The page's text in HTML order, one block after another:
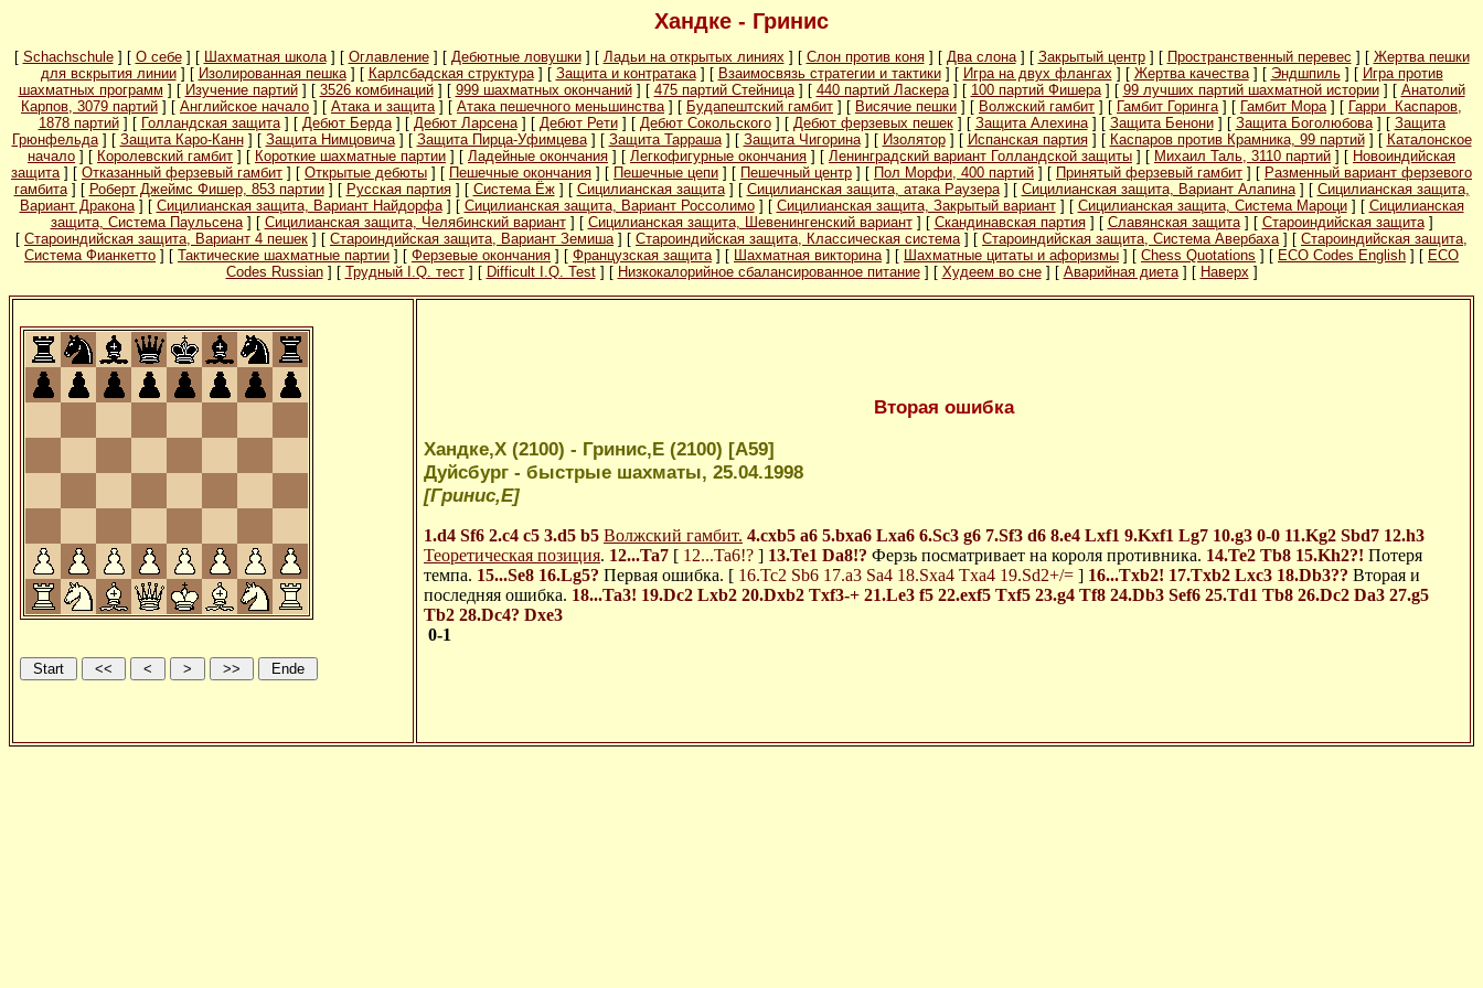
Хандке - Гринис
[ Schachschule] [ О себе] [ Шахматная школа] [ Оглавление] [ Дебютные ловушки] [ Ладьи на открытых линиях] [ Слон против коня] [ Два слона] [ Закрытый центр] [ Пространственный перевес ] [ Жертва пешки
для вскрытия линии] [ Изолированная пешка] [ Карлсбадская структура] [ Защита и контратака] [ Взаимосвязь стратегии и тактики] [ Игра на двух флангах] [ Жертва качества] [ Эндшпиль] [ Игра против
шахматных программ ] [ Изучение партий] [ 3526 комбинаций] [ 999 шахматных окончаний] [ 475 партий Стейница] [ 440 партий Ласкера] [ 100 партий Фишера] [ 99 лучших партий шахматной истории] [ Анатолий
Карпов, 3079 партий ] [ Английское начало ] [ Атака и защита] [ Атака пешечного меньшинства] [ Будапештский гамбит ] [ Висячие пешки ] [ Волжский гамбит ] [ Гамбит Горинга] [ Гамбит Мора] [ Гарри Каспаров,
1878 партий] [ Голландская защита] [ Дебют Берда] [ Дебют Ларсена] [ Дебют Рети] [ Дебют Сокольского] [ Дебют ферзевых пешек] [ Защита Алехина] [ Защита Бенони] [ Защита Боголюбова] [ Защита
Грюнфельда] [ Защита Каро-Канн] [ Защита Нимцовича] [ Защита Пирца-Уфимцева] [ Защита Тарраша] [ Защита Чигорина] [ Изолятор] [ Испанская партия] [ Каспаров против Крамника, 99 партий] [ Каталонское
начало ] [ Королевский гамбит ] [ Короткие шахматные партии ] [ Ладейные окончания ] [ Легкофигурные окончания ] [ Ленинградский вариант Голландской защиты ] [ Михаил Таль, 3110 партий ] [ Новоиндийская
защита] [ Отказанный ферзевый гамбит ] [ Открытые дебюты ] [ Пешечные окончания ] [ Пешечные цепи ] [ Пешечный центр ] [ Пол Морфи, 400 партий ] [ Принятый ферзевый гамбит ] [ Разменный вариант ферзевого
гамбита] [ Роберт Джеймс Фишер, 853 партии] [ Русская партия] [ Система Ёж] [ Сицилианская защита] [ Сицилианская защита, атака Раузера] [ Сицилианская защита, Вариант Алапина] [ Сицилианская защита,
Вариант Дракона] [ Сицилианская защита, Вариант Найдорфа] [ Сицилианская защита, Вариант Россолимо] [ Сицилианская защита, Закрытый вариант] [ Сицилианская защита, Система Мароци] [ Сицилианская
защита, Система Паульсена] [ Сицилианская защита, Челябинский вариант] [ Сицилианская защита, Шевенингенский вариант] [ Скандинавская партия] [ Славянская защита] [ Староиндийская защита]
[ Староиндийская защита, Вариант 4 пешек ] [ Староиндийская защита, Вариант Земиша] [ Староиндийская защита, Классическая система] [ Староиндийская защита, Система Авербаха] [ Староиндийская защита,
Система Фианкетто ] [ Тактические шахматные партии ] [ Ферзевые окончания ] [ Французская защита] [ Шахматная викторина] [ Шахматные цитаты и афоризмы ] [ Chess Quotations ] [ ECO Codes English ] [ ECO
Codes Russian] [ Трудный I.Q. тест] [ Difficult I.Q. Test] [ Низкокалорийное сбалансированное питание] [ Худеем во сне] [ Аварийная диета] [ Наверх]
Вторая ошибка
Хандке,Х (2100) - Гринис,Е (2100) [A59]
Дуйсбург - быстрые шахматы, 25.04.1998
[Гринис,Е]
1.d4 Sf6 2.c4 c5 3.d5 b5 Волжский гамбит. 4.cxb5 a6 5.bxa6 Lxa6 6.Sc3 g6 7.Sf3 d6 8.e4 Lxf1 9.Kxf1 Lg7 10.g3 0-0 11.Kg2 Sbd7 12.h3
Теоретическая позиция. 12...Ta7 [ 12...Ta6!? ] 13.Te1 Da8!? Ферзь посматривает на короля противника. 14.Te2 Tb8 15.Kh2?! Потеря
темпа. 15...Se8 16.Lg5? Первая ошибка. [ 16.Tc2 Sb6 17.a3 Sa4 18.Sxa4 Txa4 19.Sd2+/= ] 16...Txb2! 17.Txb2 Lxc3 18.Db3?? Вторая и
последняя ошибка. 18...Ta3! 19.Dc2 Lxb2 20.Dxb2 Txf3-+ 21.Le3 f5 22.exf5 Txf5 23.g4 Tf8 24.Db3 Sef6 25.Td1 Tb8 26.Dc2 Da3 27.g5
Tb2 28.Dc4? Dxe3
0-1